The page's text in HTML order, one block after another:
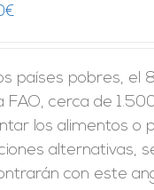
€
países pobres, el
FAO, cerca de
los alimentos o
alternativas,
con este